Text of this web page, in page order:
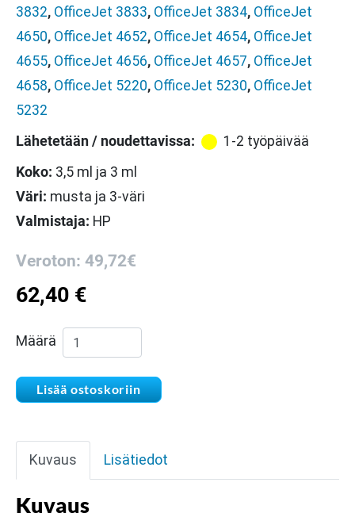
3832, OfficeJet 3833, OfficeJet 3834, OfficeJet
4650, OfficeJet 4652, OfficeJet 4654, OfficeJet
4655, OfficeJet 4656, OfficeJet 4657, OfficeJet
4658, OfficeJet 5220, OfficeJet 5230, OfficeJet
5232
Lähetetään / noudettavissa:
1-2 työpäivää
Koko: 3,5 ml ja 3 ml
Väri: musta ja 3-väri
Valmistaja: HP
Veroton: 49,72€
62,40 €
Määrä HP 302 musta ja 3-väri mustekasettipakkaus
Lisää ostoskoriin
Kuvaus Lisätiedot
Kuvaus